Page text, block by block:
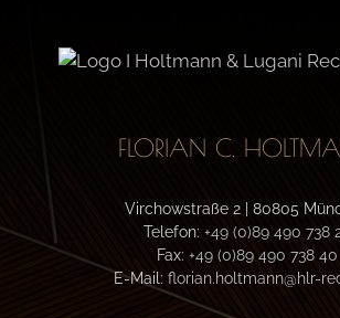
FLORIAN C.
Virchowstraße 2 | 80805
Telefon: +49 (0)89 490 738
Fax: +49 (0)89 490 738 40
E-Mail: florian.holtmann@hlr-